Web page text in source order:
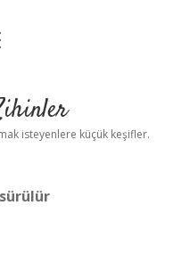
isteyenlere küçük keşifler.